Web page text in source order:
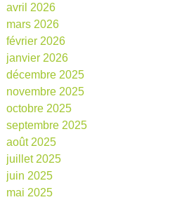
avril 2026
mars 2026
février 2026
janvier 2026
décembre 2025
novembre 2025
octobre 2025
septembre 2025
août 2025
juillet 2025
juin 2025
mai 2025